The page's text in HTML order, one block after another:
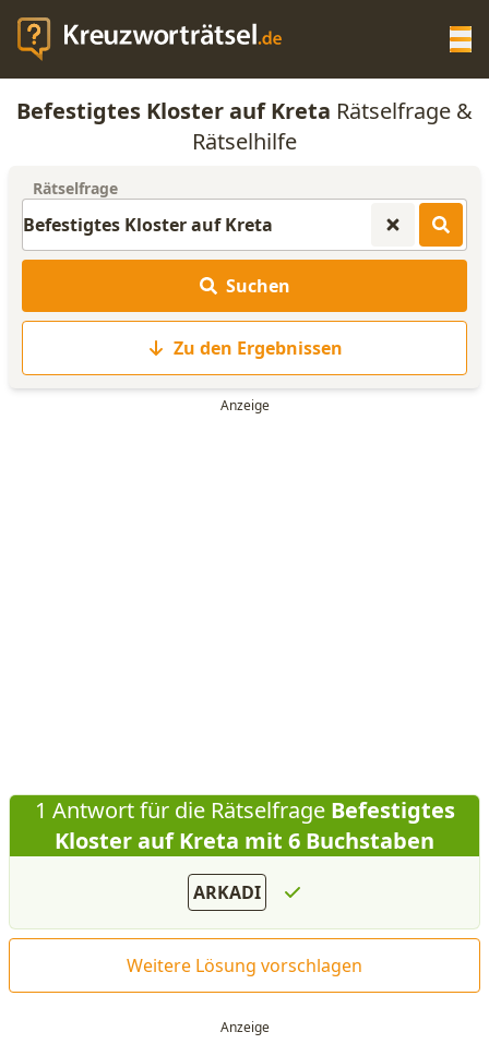
KREUZWORTRÄTSEL-HILFE
ANAGRAMM-GENERATOR
WORTLISTE
Befestigtes Kloster auf Kreta Rätselfrage &
Rätselhilfe
Rätselfrage
Suchen
Zu den Ergebnissen
1 Antwort für die RätselfrageBefestigtes
Kloster auf Kreta mit 6 Buchstaben
ARKADI
Weitere Lösung vorschlagen